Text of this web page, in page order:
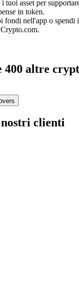
tuoi asset per
in token.
fondi nell'app o spendi
400 altre
clienti